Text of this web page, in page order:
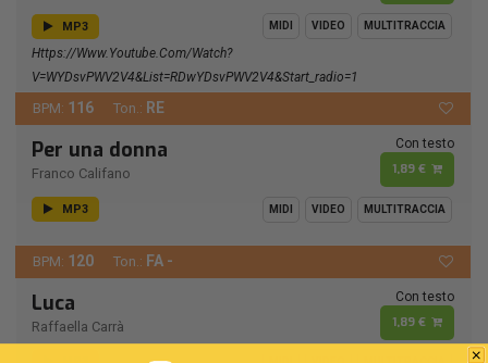
MP3 MIDI VIDEO MULTITRACCIA
Https://www.youtube.com/watch?
V=wYDsvPWV2V4&list=RDwYDsvPWV2V4&start_radio=1
BPM: 116 Ton.: RE
Per una donna
Franco Califano
Con testo
1,89 €
MP3 MIDI VIDEO MULTITRACCIA
BPM: 120 Ton.: FA -
Luca
Raffaella Carrà
Con testo
1,89 €